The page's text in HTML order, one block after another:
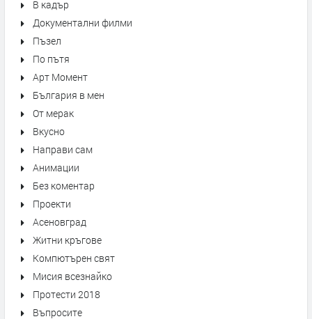
В кадър
Документални филми
Пъзел
По пътя
Арт Момент
България в мен
От мерак
Вкусно
Направи сам
Анимации
Без коментар
Проекти
Асеновград
Житни кръгове
Компютърен свят
Мисия всезнайко
Протести 2018
Въпросите